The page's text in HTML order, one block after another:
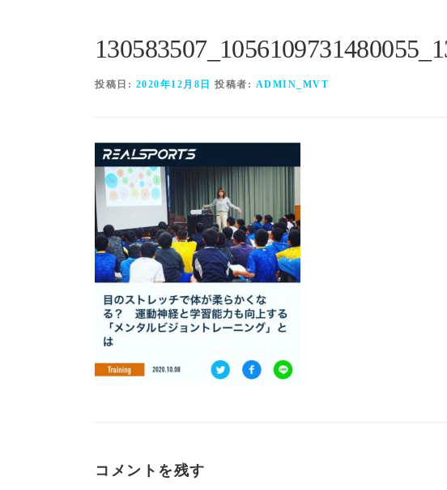
投稿日: 2020年12月8日 投稿者: ADMIN_MVT
コメントを残す